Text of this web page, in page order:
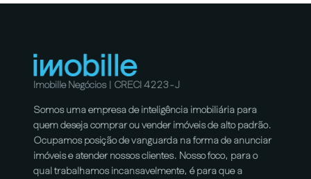
Imobille Negócios | CRECI 4223-J
Somos uma empresa de inteligência imobiliária para
quem deseja comprar ou vender imóveis de alto padrão.
Ocupamos posição de vanguarda na forma de anunciar
imóveis e atender nossos clientes. Nosso foco, para o
qual trabalhamos incansavelmente, é para que a